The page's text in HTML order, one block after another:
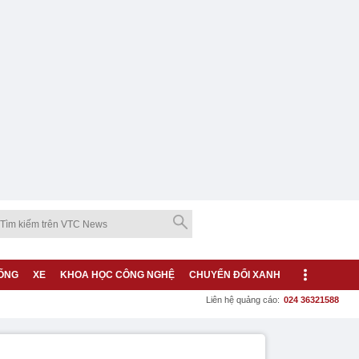
XE KHOA HỌC CÔNG NGHỆ CHUYỂN ĐỔI XANH
Liên hệ quảng cáo: 024 36321588